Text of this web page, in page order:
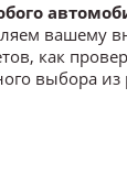
вашему
как
выбора